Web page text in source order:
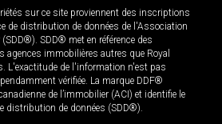
sur ce site proviennent des inscriptions
de distribution de données de l'Association
SDD® met en référence des
immobilières autres que Royal
L'exactitude de l'information n'est pas
vérifiée. La marque DDF®
de l’immobilier (ACI) et identifie le
distribution de données (SDD®).